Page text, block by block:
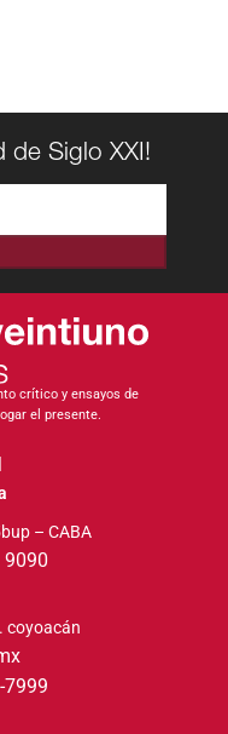
de Siglo XXI!
crítico y ensayos de
el presente.
– CABA
9090
coyoacán
7999